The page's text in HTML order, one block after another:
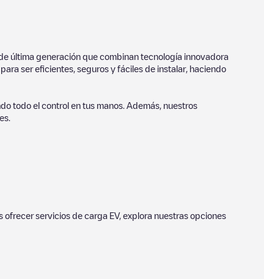
última generación que combinan tecnología innovadora
ser eficientes, seguros y fáciles de instalar, haciendo
todo el control en tus manos. Además, nuestros
servicios de carga EV, explora nuestras opciones